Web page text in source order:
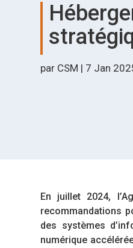
par CSM | 7 Jan
En juillet 2024,
recommandations
des systèmes
numérique